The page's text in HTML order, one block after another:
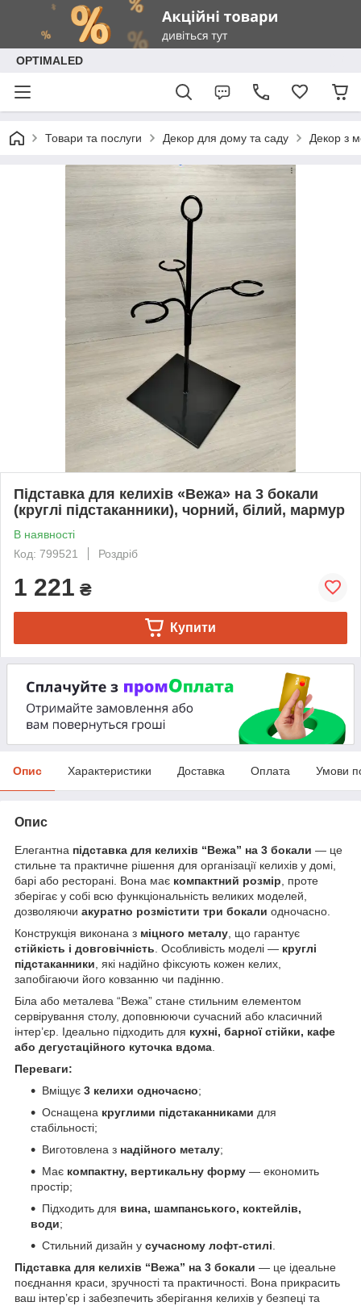
OPTIMALED
Товари та послуги Декор для дому та саду Декор з
Підставка для келихів «Вежа» на 3 бокали
(круглі підстаканники), чорний, білий, мармур
В наявності
Код: 799521
Роздріб
1 221 ₴
Купити
Опис Характеристики Доставка Оплата Умови
Опис
Елегантна підставка для келихів “Вежа” на 3 бокали — це
стильне та практичне рішення для організації келихів у домі,
барі або ресторані. Вона має компактний розмір, проте
зберігає у собі всю функціональність великих моделей,
дозволяючи акуратно розмістити три бокали одночасно.
Конструкція виконана з міцного металу, що гарантує
стійкість і довговічність. Особливість моделі — круглі
підстаканники, які надійно фіксують кожен келих,
запобігаючи його ковзанню чи падінню.
Біла або металева “Вежа” стане стильним елементом
сервірування столу, доповнюючи сучасний або класичний
інтер’єр. Ідеально підходить для кухні, барної стійки, кафе
або дегустаційного куточка вдома.
Переваги:
Вміщує 3 келихи одночасно;
Оснащена круглими підстаканниками для
стабільності;
Виготовлена з надійного металу;
Має компактну, вертикальну форму — економить
простір;
Підходить для вина, шампанського, коктейлів,
води;
Стильний дизайн у сучасному лофт-стилі.
Підставка для келихів “Вежа” на 3 бокали — це ідеальне
поєднання краси, зручності та практичності. Вона прикрасить
ваш інтер’єр і забезпечить зберігання келихів у безпеці та